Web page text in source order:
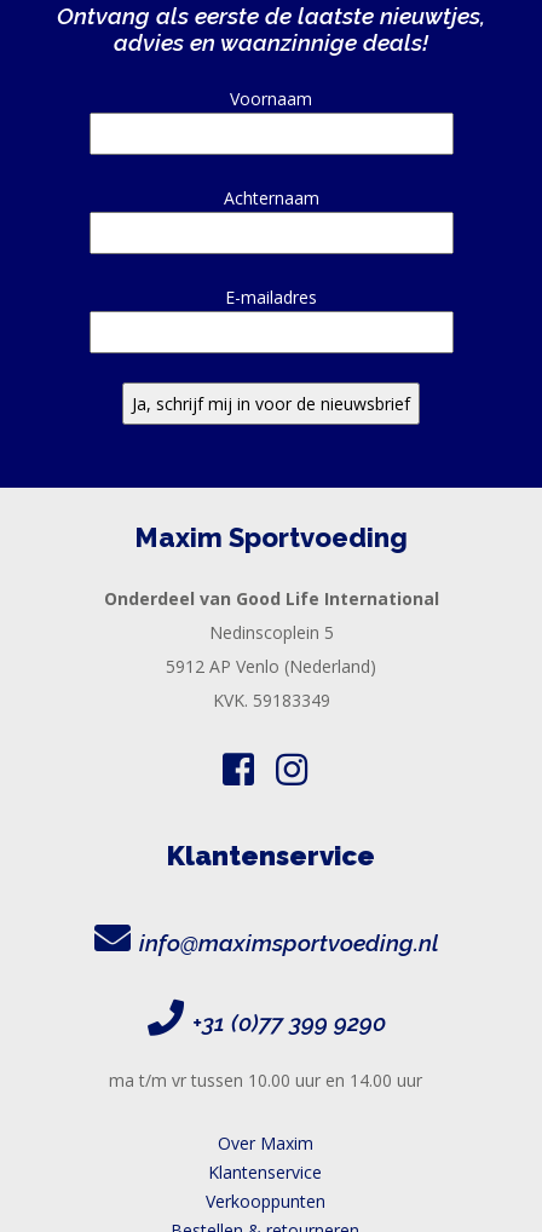
Ontvang als eerste de laatste nieuwtjes,
advies en waanzinnige deals!
Voornaam
Achternaam
E-mailadres
Alternative:
Maxim Sportvoeding
Onderdeel van Good Life International
Nedinscoplein 5
5912 AP Venlo (Nederland)
KVK. 59183349
Klantenservice
info@maximsportvoeding.nl
+31 (0)77 399 9290
ma t/m vr tussen 10.00 uur en 14.00 uur
Over Maxim
Klantenservice
Verkooppunten